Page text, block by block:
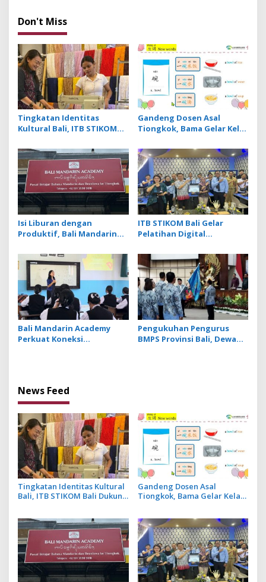
Don't Miss
Tingkatan Identitas
Kultural Bali, ITB STIKOM
Usaha Perempuan
Pengrajin Kebaya
Gandeng Dosen Asal
Tiongkok, Bama Gelar Kelas
Bahas Cara Pesan Menu
Restoran
Isi Liburan dengan
Produktif, Bali Mandarin
Online Super Intensif
ITB STIKOM Bali Gelar
Pelatihan Digital
Teknologi 3D Scanner
Bali Mandarin Academy
Perkuat Koneksi
Pengukuhan Pengurus
BMPS Provinsi Bali, Dewan
News Feed
Tingkatan Identitas Kultural
Bali, ITB STIKOM Bali Dukung
Kebaya
Gandeng Dosen Asal
Tiongkok, Bama Gelar Kelas
Restoran